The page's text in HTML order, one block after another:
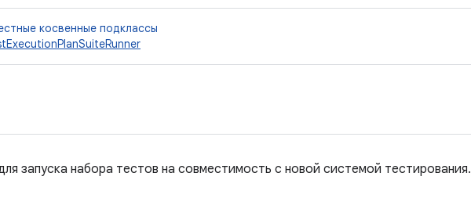
косвенные подклассы
запуска набора тестов на совместимость с новой системой тестирования.